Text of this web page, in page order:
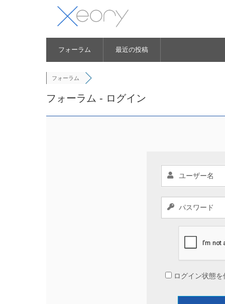
フォーラム 最近の投稿
フォーラム
フォーラム - ログイン
ログイン状態